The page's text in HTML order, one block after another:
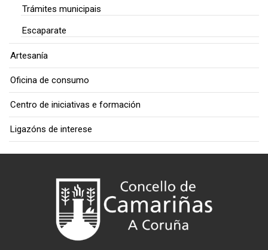
Trámites municipais
Escaparate
Artesanía
Oficina de consumo
Centro de iniciativas e formación
Ligazóns de interese